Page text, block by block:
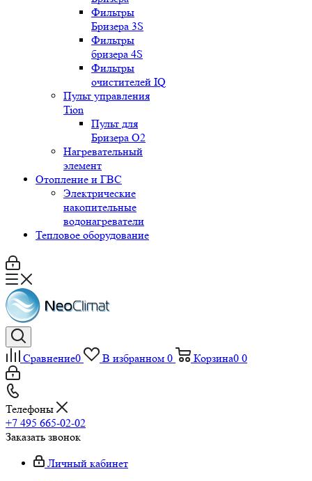
Фильтры
Бризера 3S
Фильтры
бризера 4S
Фильтры
очистителей IQ
Пульт управления
Tion
Пульт для
Бризера O2
Нагревательный
элемент
Отопление и ГВС
Электрические
накопительные
водонагреватели
Тепловое оборудование
Сравнение0 В избранном 0 Корзина0 0
Телефоны
+7 495 665-02-02
Заказать звонок
Личный кабинет